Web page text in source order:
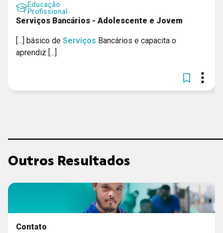
Educação
Profissional
Serviços Bancários - Adolescente e Jovem
[...] básico de Serviços Bancários e capacita o
aprendiz [...]
Outros Resultados
Contato